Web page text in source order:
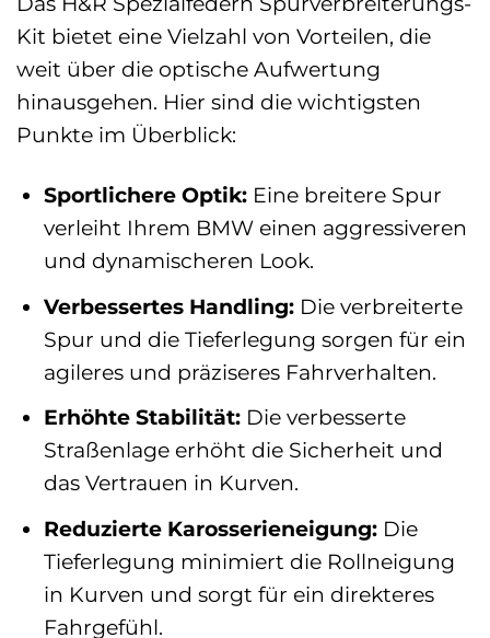
Kit bietet eine Vielzahl von Vorteilen, die
weit über die optische Aufwertung
hinausgehen. Hier sind die wichtigsten
Punkte im Überblick:
Sportlichere Optik:Eine breitere Spur
verleiht Ihrem BMW einen aggressiveren
und dynamischeren Look.
Verbessertes Handling:Die verbreiterte
Spur und die Tieferlegung sorgen für ein
agileres und präziseres Fahrverhalten.
Erhöhte Stabilität:Die verbesserte
Straßenlage erhöht die Sicherheit und
das Vertrauen in Kurven.
Reduzierte Karosserieneigung:Die
Tieferlegung minimiert die Rollneigung
in Kurven und sorgt für ein direkteres
Fahrgefühl.